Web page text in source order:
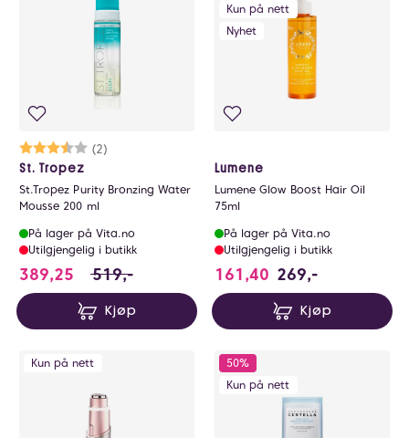
Karakter:
(2)
3.5 av 5 mulige
St. Tropez
St.Tropez Purity Bronzing Water
Mousse 200 ml
På lager på Vita.no
Utilgjengelig i butikk
389,25 389.25 i stedet for 519 NOK, du sparer
519,-
Kjøp
Kun på nett
Nyhet
Lumene
Lumene Glow Boost Hair Oil
75ml
På lager på Vita.no
Utilgjengelig i butikk
161,40 269,-
Kjøp
Kun på nett
50%
Kun på nett